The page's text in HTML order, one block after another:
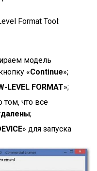
Format Tool:
модель
«Continue»;
LEVEL FORMAT»;
том, что все
;
» для запуска